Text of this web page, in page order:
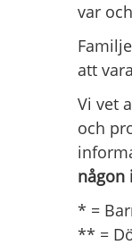
var
att
Vi vet
och
någon
* =
** =